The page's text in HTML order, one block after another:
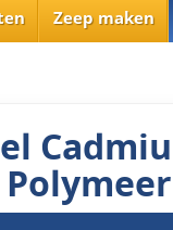
Zeep maken